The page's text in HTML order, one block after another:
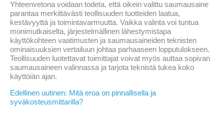
Yhteenvetona voidaan todeta, että oikein valittu saumausaine
parantaa merkittävästi teollisuuden tuotteiden laatua,
kestävyyttä ja toimintavarmuutta. Vaikka valinta voi tuntua
monimutkaiselta, järjestelmällinen lähestymistapa
käyttökohteen vaatimusten ja saumausaineiden teknisten
ominaisuuksien vertailuun johtaa parhaaseen lopputulokseen.
Teollisuuden luotettavat toimittajat voivat myös auttaa sopivan
saumausaineen valinnassa ja tarjota teknistä tukea koko
käyttöiän ajan.
Edellinen uutinen: Mitä eroa on pinnallisella ja
syväkosteusmittarilla?